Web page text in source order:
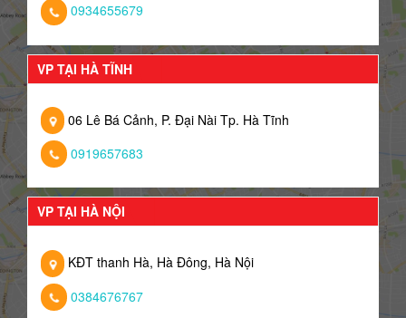
0934655679
VP TẠI HÀ TĨNH
06 Lê Bá Cảnh, P. Đại Nài Tp. Hà Tĩnh
0919657683
VP TẠI HÀ NỘI
KĐT thanh Hà, Hà Đông, Hà Nội
0384676767